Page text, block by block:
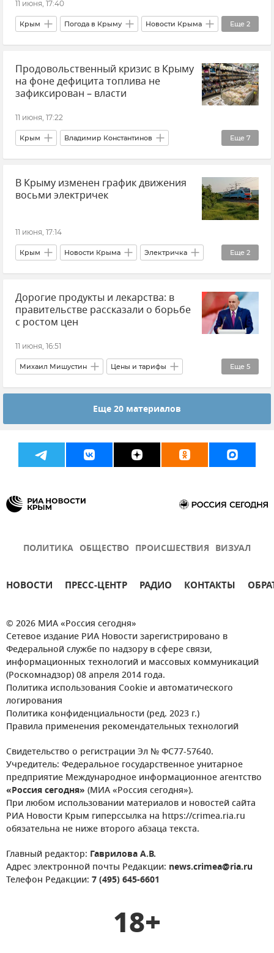
11 июня, 17:40
Еще 2
Крым Погода в Крыму Новости Крыма
Татьяна Любецкая
Крымский гидрометцентр
Продовольственный кризис в Крыму
на фоне дефицита топлива не
зафиксирован – власти
11 июня, 17:22
Еще 7
Крым Владимир Константинов
Государственный совет РК (Госсовет)
Топливо Топливо в Крыму
В Крыму изменен график движения
восьми электричек
11 июня, 17:14
Еще 2
Крым Новости Крыма Электричка
ЮППК "Южная пригородная пассажирская компания"
Железные дороги Крыма
Дорогие продукты и лекарства: в
правительстве рассказали о борьбе
с ростом цен
11 июня, 16:51
Еще 5
Михаил Мишустин Цены и тарифы
Продукты Россия Общество
Лекарства
Еще 20 материалов
ПОЛИТИКА ОБЩЕСТВО ПРОИСШЕСТВИЯ ВИЗУАЛ
НОВОСТИ ПРЕСС-ЦЕНТР РАДИО КОНТАКТЫ
© 2026 МИА «Россия сегодня»
Сетевое издание РИА Новости зарегистрировано в
Федеральной службе по надзору в сфере связи,
информационных технологий и массовых коммуникаций
(Роскомнадзор) 08 апреля 2014 года.
Политика использования Cookie и автоматического
логирования
Политика конфиденциальности (ред. 2023 г.)
Правила применения рекомендательных технологий
Свидетельство о регистрации Эл № ФС77-57640.
Учредитель: Федеральное государственное унитарное
предприятие Международное информационное агентство
«Россия сегодня» (МИА «Россия сегодня»).
При любом использовании материалов и новостей сайта
РИА Новости Крым гиперссылка на https://crimea.ria.ru
обязательна не ниже второго абзаца текста.
Главный редактор: Гаврилова А.В.
Адрес электронной почты Редакции: news.crimea@ria.ru
Телефон Редакции: 7 (495) 645-6601
18+